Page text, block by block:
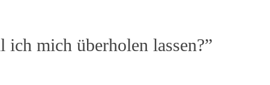
ich mich überholen lassen?”